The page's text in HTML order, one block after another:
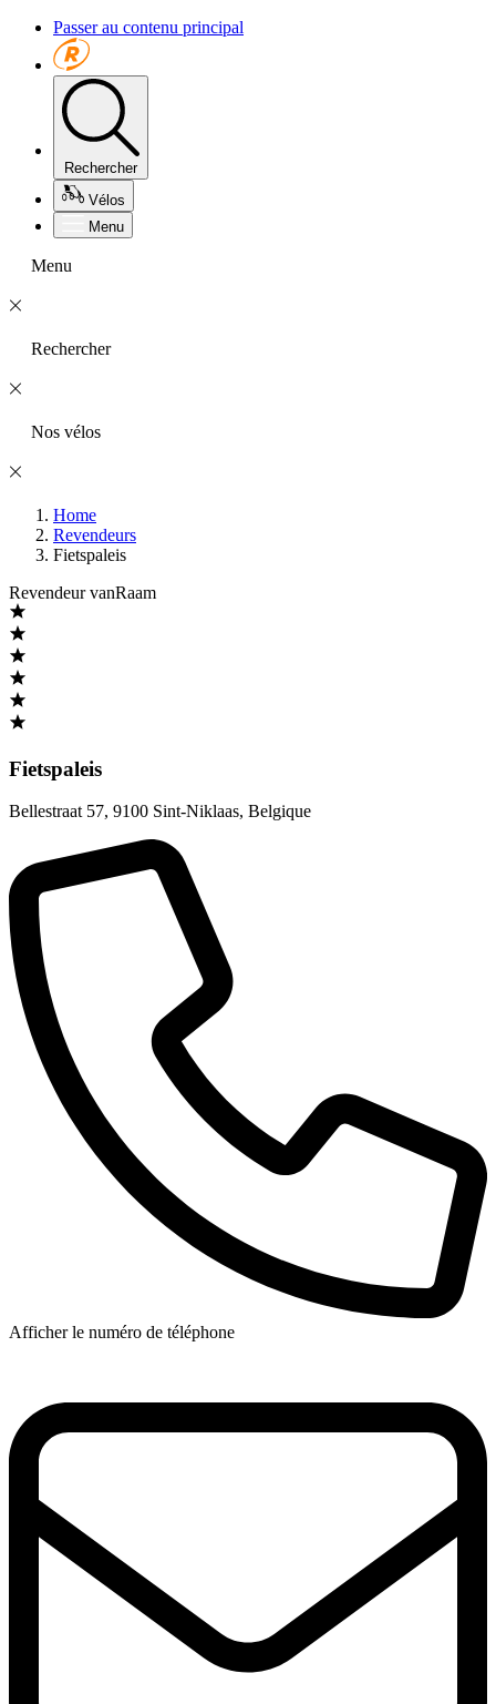
Passer au contenu principal
Rechercher
Vélos
Menu
Menu
Rechercher
Nos vélos
Home
Revendeurs
Fietspaleis
Revendeur vanRaam
Fietspaleis
Bellestraat 57, 9100 Sint-Niklaas, Belgique
Afficher le numéro de téléphone